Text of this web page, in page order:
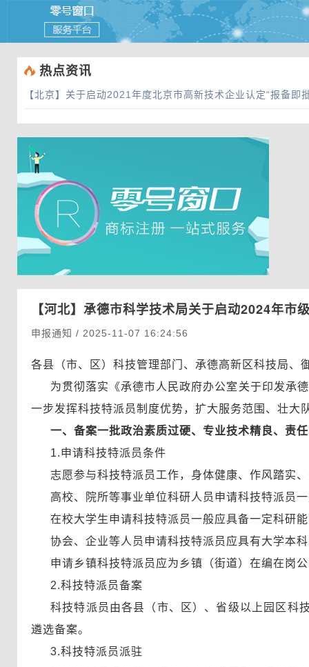
热点资讯
【北京】 关于启动2021年度北京市高新技术企业认定“报备即
【河北】 承德市科学技术局关于启动2024年市
申报通知 / 2025-11-07 16:24:56
各县（市、区）科技管理部门、承德高新区科技局
为贯彻落实《承德市人民政府办公室关于印发承
一步发挥科技特派员制度优势，扩大服务范围、壮
一、备案一批政治素质过硬、专业技术精良、责
1.申请科技特派员条件
志愿参与科技特派员工作，身体健康、作风踏实
高校、院所等事业单位科研人员申请科技特派员
在校大学生申请科技特派员一般应具备一定科研
协会、企业等人员申请科技特派员应具有大学本
申请乡镇科技特派员应为乡镇（街道）在编在岗
2.科技特派员备案
科技特派员由各县（市、区）、省级以上园区科
遴选备案。
3.科技特派员派驻